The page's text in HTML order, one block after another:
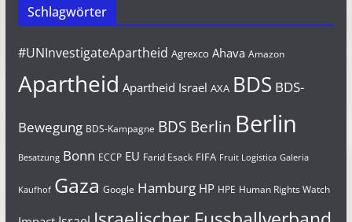
Schlagwörter
#UNInvestigateApartheid Agrexco Ahava Amazon
Apartheid Apartheid Israel AXA BDS BDS-
Bewegung BDS-Kampagne BDS Berlin Berlin
Besatzung Bonn ECCP EU Farid Esack FIFA Fruit Logistica Galeria
Kaufhof Gaza Google Hamburg HP HPE Human Rights Watch